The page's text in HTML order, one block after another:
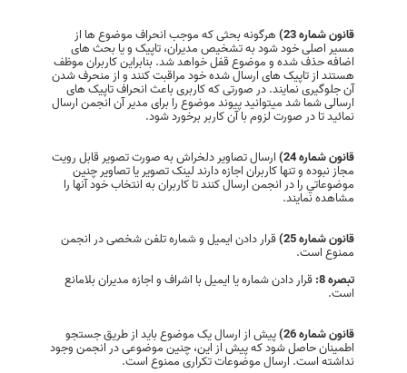
قانون شماره 23) هرگونه بحثی‌ که موجب انحراف موضوع ها از
مسیر اصلی‌ خود شود به تشخیص مدیران، تاپیک و یا بحث های
اضافه حذف شده و موضوع قفل خواهد شد. بنابراین کاربران موظف
هستند از تاپیک های ارسال شده خود مراقبت کنند و از منحرف شدن
آن جلوگیری نمایند. در صورتی‌ که کاربری باعث انحراف تاپیک های
ارسالی‌ شما شد میتوانید پیوند موضوع را برای مدیر آن انجمن ارسال
نمائید تا در صورت لزوم با آن کاربر برخورد شود.
قانون شماره 24) ارسال تصاوير دلخراش به صورت تصوير قابل رويت
مجاز نبوده و تنها کاربران اجازه دارند لينک تصوير يا تصاوير چنين
موضوعاتي را در انجمن ارسال کنند تا کاربران به انتخاب خود آنها را
مشاهده نمايند.
قانون شماره 25) قرار دادن ايميل و ‌شماره تلفن شخصی در انجمن
ممنوع است.
تبصره 8:
قرار دادن شماره یا ایمیل با اشراف و اجازه مدیران بلامانع
است.
قانون شماره 26) پیش از ارسال یک موضوع باید از طریق جستجو
اطمینان حاصل شود که پیش از این، چنین موضوعی در انجمن وجود
نداشته است. ارسال موضوعات تکراری ممنوع است.